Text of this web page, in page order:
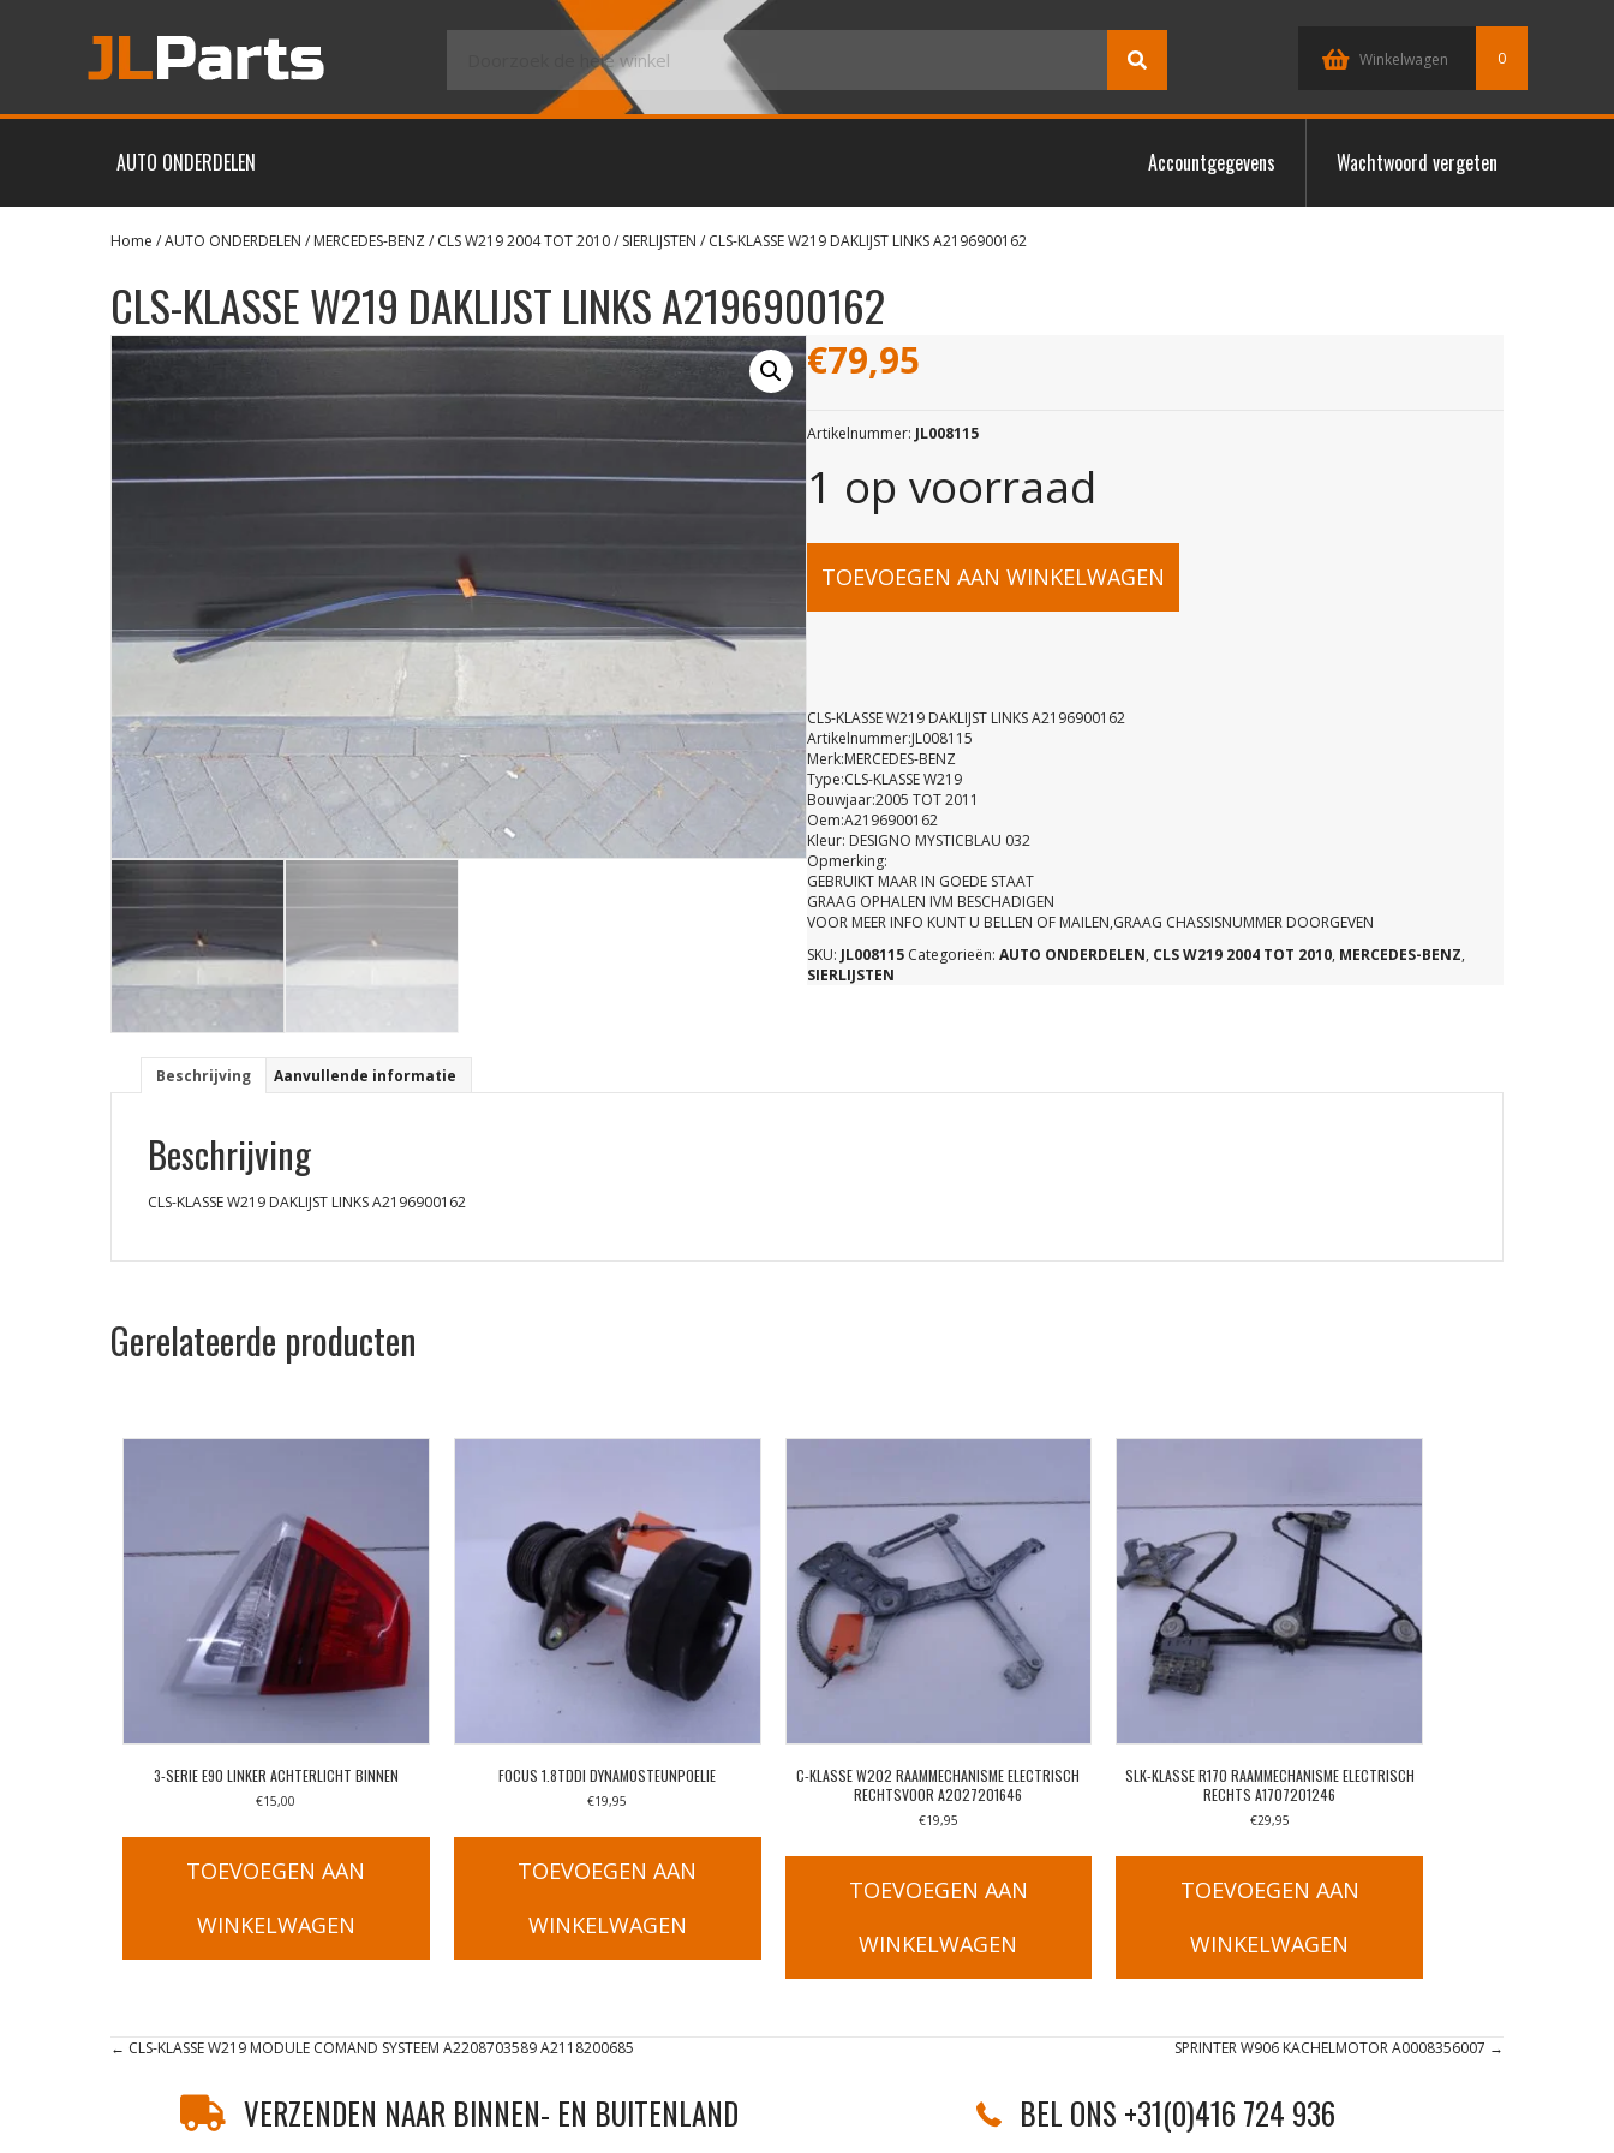
Winkelwagen 0
AUTO ONDERDELEN Accountgegevens Wachtwoord vergeten
Home /AUTO ONDERDELEN / MERCEDES-BENZ/ CLS W219 2004 TOT 2010/ SIERLIJSTEN / CLS-KLASSE W219 DAKLIJST LINKS A2196900162
CLS-KLASSE W219 DAKLIJST LINKS A2196900162
€79,95
Artikelnummer: JL008115
1 op voorraad
CLS-
W219
DAKLIJST
LINKS
A2196900162
aantal
TOEVOEGEN AAN WINKELWAGEN
CLS-KLASSE W219 DAKLIJST LINKS A2196900162
Artikelnummer:JL008115
Merk:MERCEDES-BENZ
Type:CLS-KLASSE W219
Bouwjaar:2005 TOT 2011
Oem:A2196900162
Kleur: DESIGNO MYSTICBLAU 032
Opmerking:
GEBRUIKT MAAR IN GOEDE STAAT
GRAAG OPHALEN IVM BESCHADIGEN
VOOR MEER INFO KUNT U BELLEN OF MAILEN,GRAAG CHASSISNUMMER DOORGEVEN
SKU: JL008115 Categorieën: AUTO ONDERDELEN, CLS W219 2004 TOT 2010, MERCEDES-BENZ,
SIERLIJSTEN
Beschrijving Aanvullende informatie
Beschrijving
CLS-KLASSE W219 DAKLIJST LINKS A2196900162
Gerelateerde producten
3-SERIE E90 LINKER ACHTERLICHT BINNEN
€15,00
TOEVOEGEN AAN
WINKELWAGEN
FOCUS 1.8TDDI DYNAMOSTEUNPOELIE
€19,95
TOEVOEGEN AAN
WINKELWAGEN
C-KLASSE W202 RAAMMECHANISME ELECTRISCH
RECHTSVOOR A2027201646
€19,95
TOEVOEGEN AAN
WINKELWAGEN
SLK-KLASSE R170 RAAMMECHANISME ELECTRISCH
RECHTS A1707201246
€29,95
TOEVOEGEN AAN
WINKELWAGEN
Posts
navigation
← CLS-KLASSE W219 MODULE COMAND SYSTEEM A2208703589 A2118200685 SPRINTER W906 KACHELMOTOR A0008356007 →
VERZENDEN NAAR BINNEN- EN BUITENLAND BEL ONS +31(0)416 724 936